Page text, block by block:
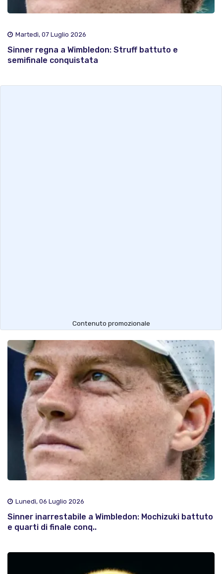
Martedì, 07 Luglio 2026
Sinner regna a Wimbledon: Struff battuto e
semifinale conquistata
Contenuto promozionale
Lunedì, 06 Luglio 2026
Sinner inarrestabile a Wimbledon: Mochizuki battuto
e quarti di finale conq..